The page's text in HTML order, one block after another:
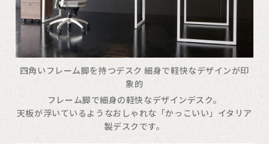
四角いフレーム脚を持つデスク 細身で軽快なデザインが印
象的
フレーム脚で細身の軽快なデザインデスク。
天板が浮いているようなおしゃれな「かっこいい」イタリア
製デスクです。